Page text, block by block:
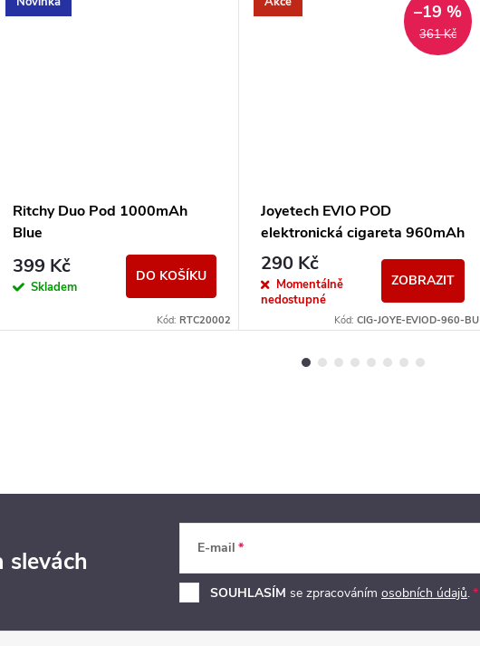
Ritchy Duo Pod 1000mAh
Blue
399 Kč
Skladem
DO KOŠÍKU
Kód: RTC20002
361 Kč
–19 %
Joyetech EVIO POD
elektronická cigareta 960mAh
Modrá
290 Kč
Momentálně
nedostupné
ZOBRAZIT
Kód: CIG-JOYE-EVIOD-960-BU
slevách E-mail
SOUHLASÍM se zpracováním osobních údajů.